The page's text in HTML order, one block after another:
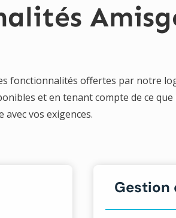
fonctionnalités offertes par notre
et en tenant compte de ce
vos exigences.
Gestion